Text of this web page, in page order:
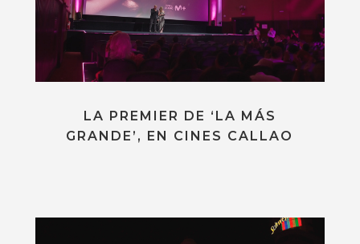
LA PREMIER DE ‘LA MÁS
GRANDE’, EN CINES CALLAO